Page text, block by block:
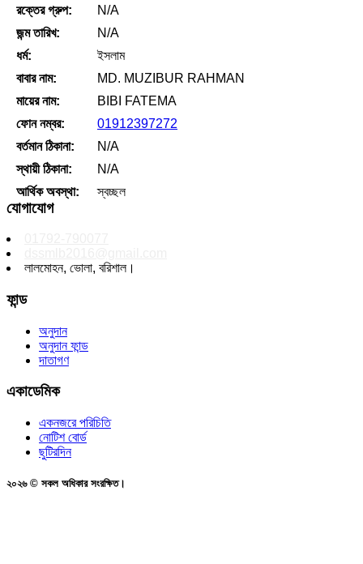
রক্তের গ্রুপ:
N/A
জন্ম তারিখ:
N/A
ধর্ম:
ইসলাম
বাবার নাম:
MD. MUZIBUR RAHMAN
মায়ের নাম:
BIBI FATEMA
ফোন নম্বর:
01912397272
বর্তমান ঠিকানা:
N/A
স্থায়ী ঠিকানা:
N/A
আর্থিক অবস্থা:
স্বচ্ছল
যোগাযোগ
লালমোহন, ভোলা, বরিশাল।
ফান্ড
অনুদান
অনুদান ফান্ড
দাতাগণ
একাডেমিক
একনজরে পরিচিতি
নোটিশ বোর্ড
ছুটিরদিন
২০২৬ © সকল অধিকার সংরক্ষিত।